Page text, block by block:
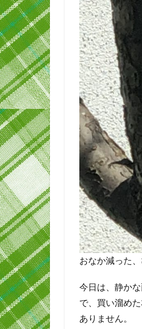
おなか減った、
今日は、静か
で、買い溜め
ありません。